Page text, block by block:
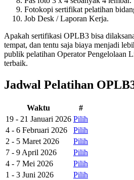
Fotokopi sertifikat pelatihan
Job Desk / Laporan Kerja.
Apakah sertifikasi OPLB3 bisa
tempat, dan tentu saja biaya menjadi
publik pelatihan Operator Pengelolaan
terbaik.
Jadwal Pelatihan
Waktu
#
19 - 21 Januari 2026 Pilih
4 - 6 Februari 2026
Pilih
2 - 5 Maret 2026
Pilih
7 - 9 April 2026
Pilih
4 - 7 Mei 2026
Pilih
1 - 3 Juni 2026
Pilih